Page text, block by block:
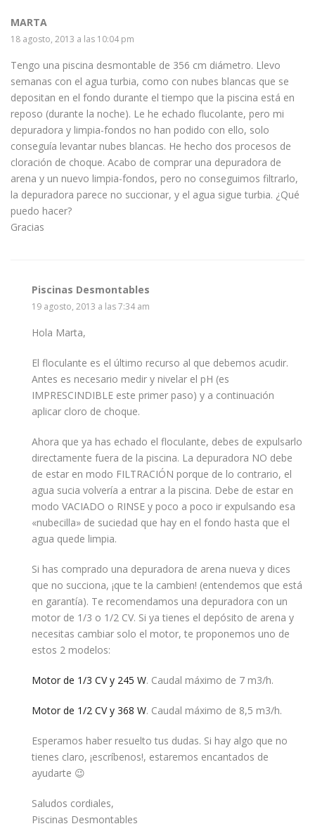
MARTA
18 agosto, 2013 a las 10:04 pm
Tengo una piscina desmontable de 356 cm diámetro. Llevo
semanas con el agua turbia, como con nubes blancas que se
depositan en el fondo durante el tiempo que la piscina está en
reposo (durante la noche). Le he echado flucolante, pero mi
depuradora y limpia-fondos no han podido con ello, solo
conseguía levantar nubes blancas. He hecho dos procesos de
cloración de choque. Acabo de comprar una depuradora de
arena y un nuevo limpia-fondos, pero no conseguimos filtrarlo,
la depuradora parece no succionar, y el agua sigue turbia. ¿Qué
puedo hacer?
Gracias
Piscinas Desmontables
19 agosto, 2013 a las 7:34 am
Hola Marta,
El floculante es el último recurso al que debemos acudir.
Antes es necesario medir y nivelar el pH (es
IMPRESCINDIBLE este primer paso) y a continuación
aplicar cloro de choque.
Ahora que ya has echado el floculante, debes de expulsarlo
directamente fuera de la piscina. La depuradora NO debe
de estar en modo FILTRACIÓN porque de lo contrario, el
agua sucia volvería a entrar a la piscina. Debe de estar en
modo VACIADO o RINSE y poco a poco ir expulsando esa
«nubecilla» de suciedad que hay en el fondo hasta que el
agua quede limpia.
Si has comprado una depuradora de arena nueva y dices
que no succiona, ¡que te la cambien! (entendemos que está
en garantía). Te recomendamos una depuradora con un
motor de 1/3 o 1/2 CV. Si ya tienes el depósito de arena y
necesitas cambiar solo el motor, te proponemos uno de
estos 2 modelos:
Motor de 1/3 CV y 245 W. Caudal máximo de 7 m3/h.
Motor de 1/2 CV y 368 W. Caudal máximo de 8,5 m3/h.
Esperamos haber resuelto tus dudas. Si hay algo que no
tienes claro, ¡escríbenos!, estaremos encantados de
ayudarte 😉
Saludos cordiales,
Piscinas Desmontables